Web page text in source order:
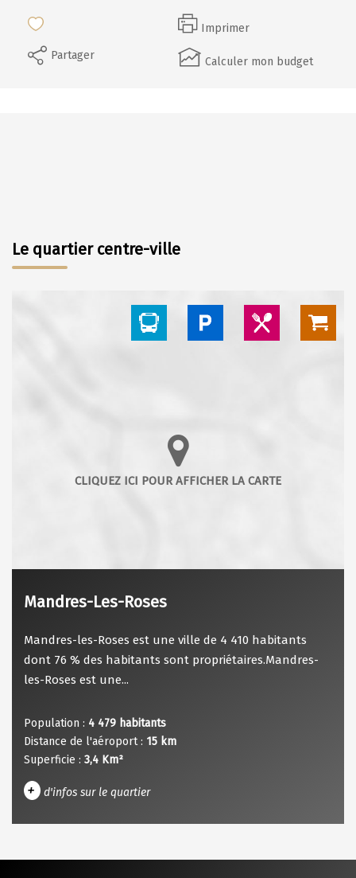
CONTACTImprimer
Partager
Calculer mon budget
Le quartier centre-ville
Mandres-Les-Roses
Mandres-les-Roses est une ville de 4 410 habitants
dont 76 % des habitants sont propriétaires.Mandres-
les-Roses est une...
Population : 4 479 habitants
Distance de l'aéroport : 15 km
Superficie : 3,4 Km²
+ d'infos sur le quartier